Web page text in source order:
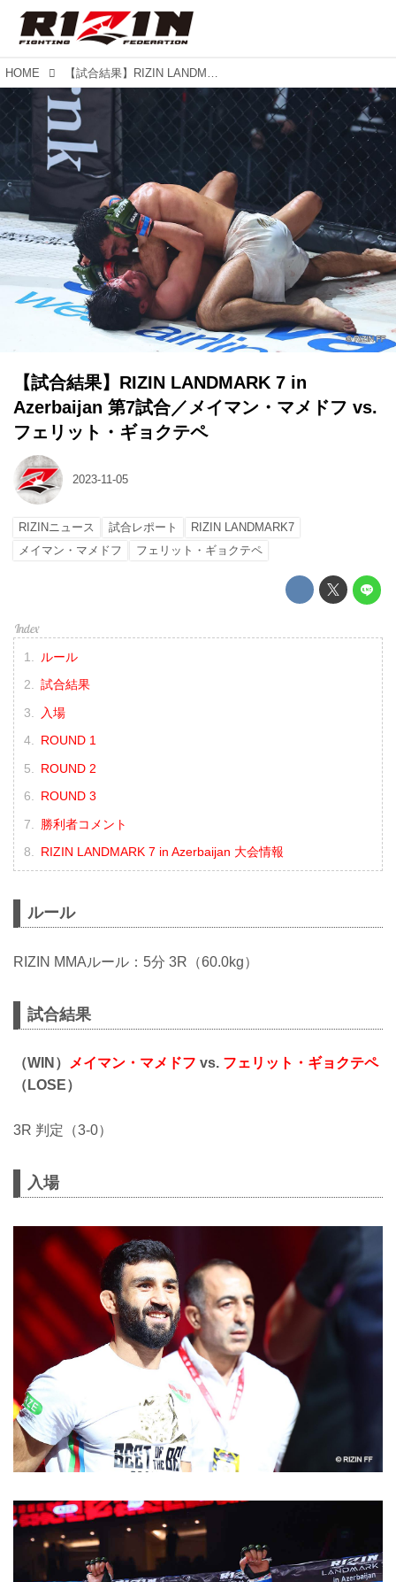
HOME 【試合結果】RIZIN LANDMARK 7 in Azerbaijan 第7試合／メイマン・マメドフ vs. フェリット・ギョクテペ
【試合結果】RIZIN LANDMARK 7 in
Azerbaijan 第7試合／メイマン・マメドフ vs.
フェリット・ギョクテペ
2023-11-05
RIZINニュース 試合レポート
RIZIN LANDMARK7
メイマン・マメドフ
フェリット・ギョクテペ
ルール
試合結果
入場
ROUND 1
ROUND 2
ROUND 3
勝利者コメント
RIZIN LANDMARK 7 in Azerbaijan 大会情報
ルール
RIZIN MMAルール：5分 3R（60.0kg）
試合結果
（WIN） メイマン・マメドフ vs. フェリット・ギョクテペ
（LOSE）
3R 判定（3-0）
入場